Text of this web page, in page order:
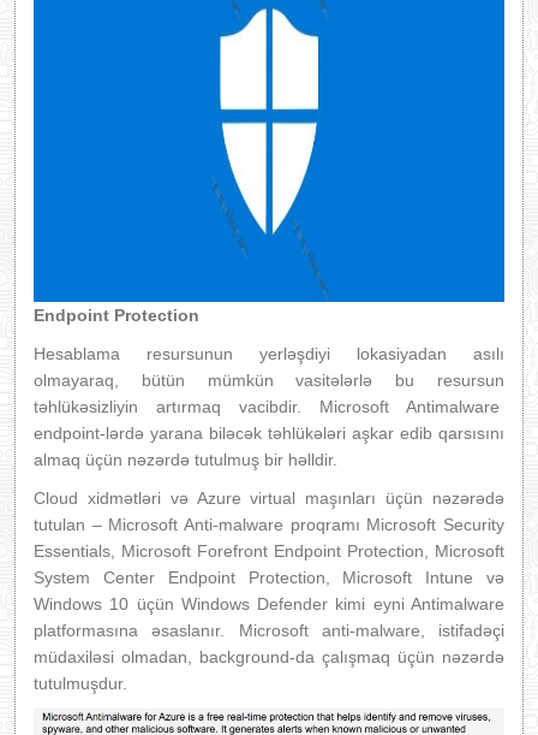
Endpoint Protection
Hesablama resursunun yerləşdiyi lokasiyadan asılı
olmayaraq, bütün mümkün vasitələrlə bu resursun
təhlükəsizliyin artırmaq vacibdir. Microsoft Antimalware
endpoint-lərdə yarana biləcək təhlükələri aşkar edib qarsısını
almaq üçün nəzərdə tutulmuş bir həlldir.
Cloud xidmətləri və Azure virtual maşınları üçün nəzərədə
tutulan – Microsoft Anti-malware proqramı Microsoft Security
Essentials, Microsoft Forefront Endpoint Protection, Microsoft
System Center Endpoint Protection, Microsoft Intune və
Windows 10 üçün Windows Defender kimi eyni Antimalware
platformasına əsaslanır. Microsoft anti-malware, istifadəçi
müdaxiləsi olmadan, background-da çalışmaq üçün nəzərdə
tutulmuşdur.